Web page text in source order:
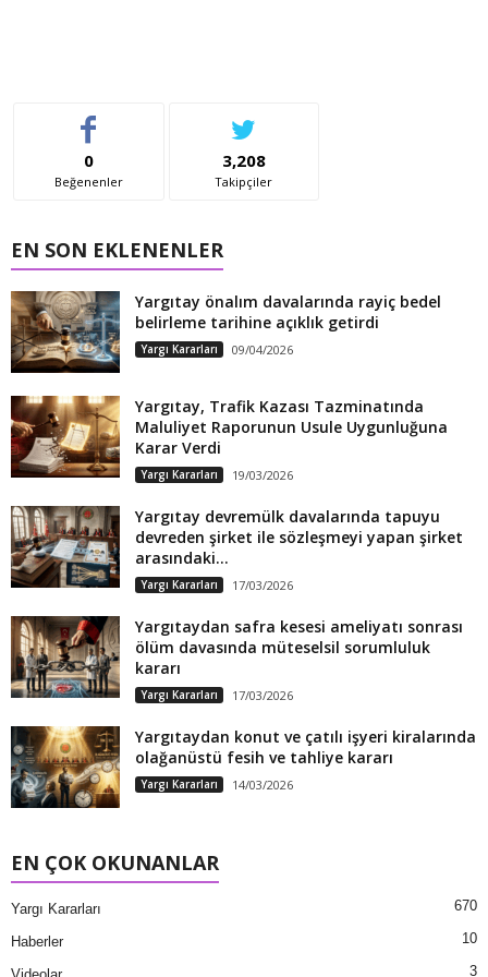
0
Beğenenler
3,208
Takipçiler
EN SON EKLENENLER
Yargıtay önalım davalarında rayiç bedel
belirleme tarihine açıklık getirdi
Yargı Kararları 09/04/2026
Yargıtay, Trafik Kazası Tazminatında
Maluliyet Raporunun Usule Uygunluğuna
Karar Verdi
Yargı Kararları 19/03/2026
Yargıtay devremülk davalarında tapuyu
devreden şirket ile sözleşmeyi yapan şirket
arasındaki...
Yargı Kararları 17/03/2026
Yargıtaydan safra kesesi ameliyatı sonrası
ölüm davasında müteselsil sorumluluk
kararı
Yargı Kararları 17/03/2026
Yargıtaydan konut ve çatılı işyeri kiralarında
olağanüstü fesih ve tahliye kararı
Yargı Kararları 14/03/2026
EN ÇOK OKUNANLAR
Yargı Kararları 670
Haberler 10
3